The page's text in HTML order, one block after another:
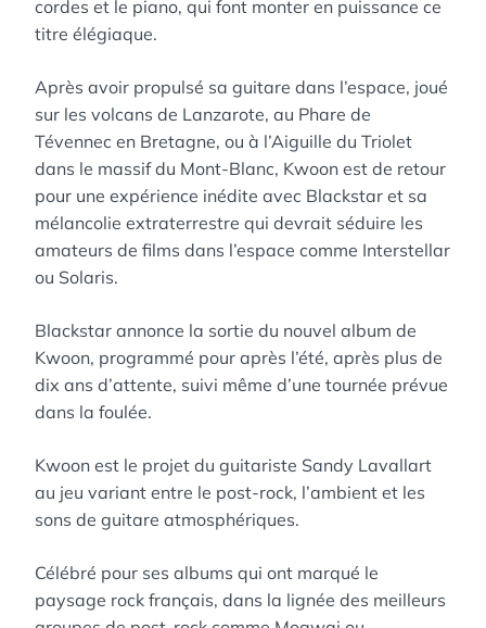
cordes et le piano, qui font monter en puissance ce
titre élégiaque.
Après avoir propulsé sa guitare dans l’espace, joué
sur les volcans de Lanzarote, au Phare de
Tévennec en Bretagne, ou à l’Aiguille du Triolet
dans le massif du Mont-Blanc, Kwoon est de retour
pour une expérience inédite avec Blackstar et sa
mélancolie extraterrestre qui devrait séduire les
amateurs de films dans l’espace comme Interstellar
ou Solaris.
Blackstar annonce la sortie du nouvel album de
Kwoon, programmé pour après l’été, après plus de
dix ans d’attente, suivi même d’une tournée prévue
dans la foulée.
Kwoon est le projet du guitariste Sandy Lavallart
au jeu variant entre le post-rock, l’ambient et les
sons de guitare atmosphériques.
Célébré pour ses albums qui ont marqué le
paysage rock français, dans la lignée des meilleurs